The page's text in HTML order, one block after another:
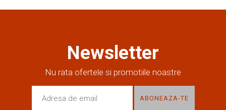
Newsletter
Nu rata ofertele si promotiile noastre